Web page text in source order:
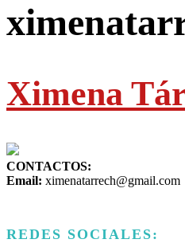
Ximena
CONTACTOS:
Email: ximenatarrech@gmail.com
REDES SOCIALES: